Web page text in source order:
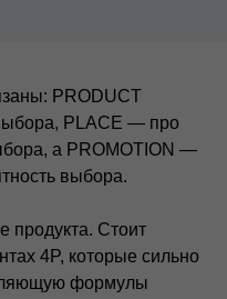
PRODUCT
PLACE — про
а PROMOTION —
выбора.
продукта. Стоит
4P, которые сильно
формулы